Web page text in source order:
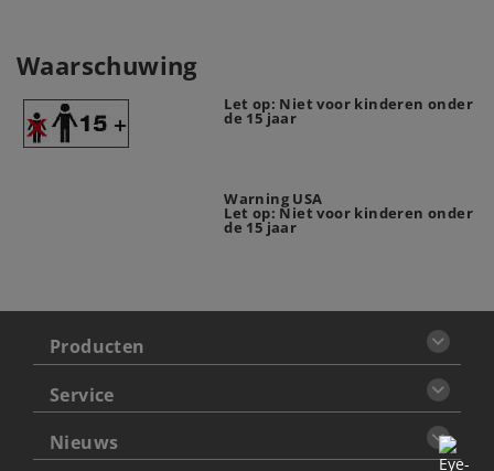
Waarschuwing
Let op: Niet voor kinderen onder
de 15 jaar
Warning USA
Let op: Niet voor kinderen onder
de 15 jaar
Producten
Service
Nieuws